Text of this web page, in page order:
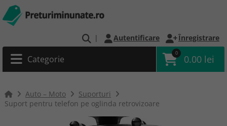
| Autentificare Înregistrare
Categorie
0
0.00 lei
Auto – Moto
Suporturi
Suport pentru telefon pe oglinda retrovizoare